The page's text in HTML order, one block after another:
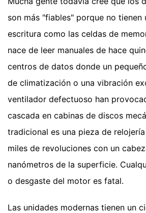
son más "fiables" porque no tienen
escritura como las celdas de
nace de leer manuales de hace
centros de datos donde un
de climatización o una vibración
ventilador defectuoso han
cascada en cabinas de discos
tradicional es una pieza de
miles de revoluciones con un
nanómetros de la superficie.
o desgaste del motor es fatal.
Las unidades modernas tienen un